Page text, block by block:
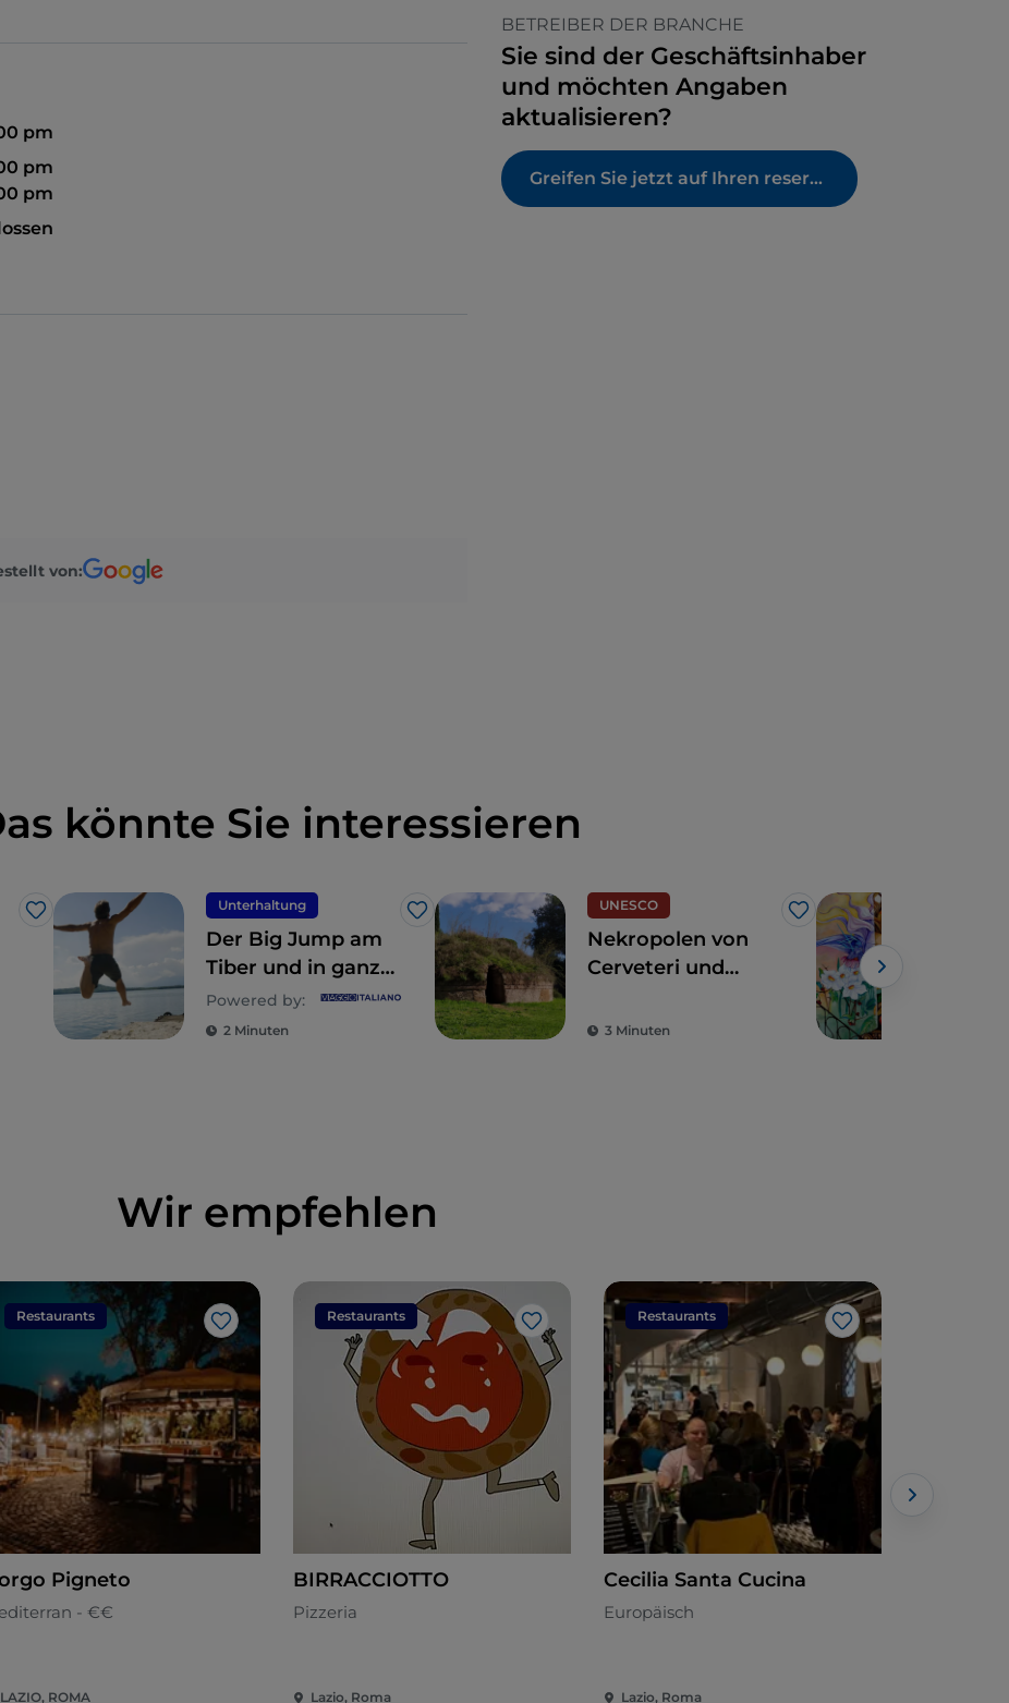
pm
pm
pm
von:
BETREIBER DER BRANCHE
Sie sind der Geschäftsinhaber
und möchten Angaben
aktualisieren?
Greifen Sie jetzt auf Ihren reservierten Bereich zu
könnte Sie interessieren
Like
Unterhaltung
Like
Der Big Jump am
Tiber und in ganz
Europa
Powered by:
2 Minuten
UNESCO
Like
Nekropolen von
Cerveteri und
Reise durch die
3 Minuten
Wir empfehlen
Restaurants
Like
Pigneto
- €€
LAZIO, ROMA
Restaurants
Like
BIRRACCIOTTO
Pizzeria
Lazio, Roma
Restaurants
Like
Cecilia Santa Cucina
Europäisch
Lazio, Roma